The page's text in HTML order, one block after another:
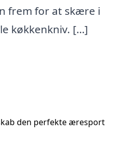
frem for at skære i
køkkenkniv. […]
den perfekte æresport